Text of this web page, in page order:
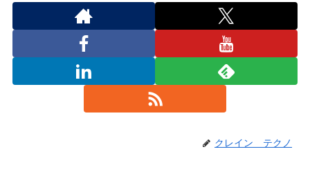
クレイン テクノ